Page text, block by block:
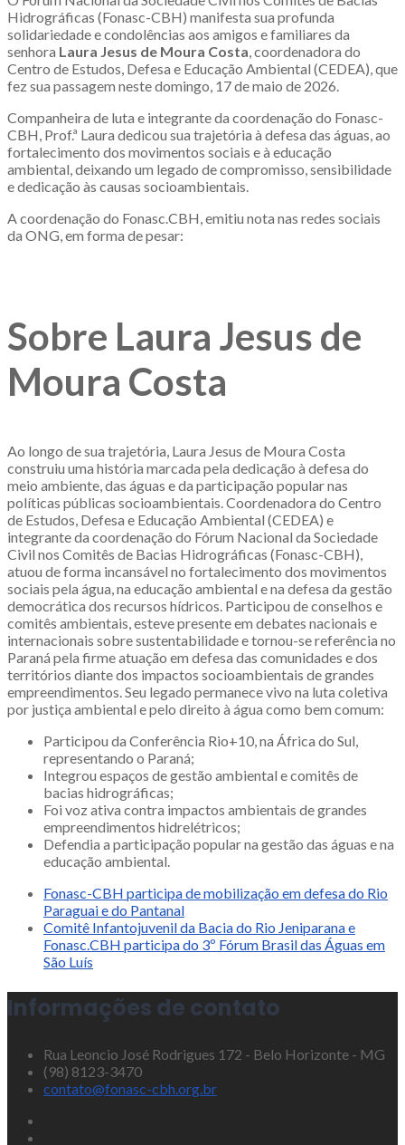
Hidrográficas (Fonasc-CBH) manifesta sua profunda
solidariedade e condolências aos amigos e familiares da
senhora Laura Jesus de Moura Costa, coordenadora do
Centro de Estudos, Defesa e Educação Ambiental (CEDEA), que
fez sua passagem neste domingo, 17 de maio de 2026.
Companheira de luta e integrante da coordenação do Fonasc-
CBH, Prof.ª Laura dedicou sua trajetória à defesa das águas, ao
fortalecimento dos movimentos sociais e à educação
ambiental, deixando um legado de compromisso, sensibilidade
e dedicação às causas socioambientais.
A coordenação do Fonasc.CBH, emitiu nota nas redes sociais
da ONG, em forma de pesar:
Sobre Laura Jesus de
Moura Costa
Ao longo de sua trajetória, Laura Jesus de Moura Costa
construiu uma história marcada pela dedicação à defesa do
meio ambiente, das águas e da participação popular nas
políticas públicas socioambientais. Coordenadora do Centro
de Estudos, Defesa e Educação Ambiental (CEDEA) e
integrante da coordenação do Fórum Nacional da Sociedade
Civil nos Comitês de Bacias Hidrográficas (Fonasc-CBH),
atuou de forma incansável no fortalecimento dos movimentos
sociais pela água, na educação ambiental e na defesa da gestão
democrática dos recursos hídricos. Participou de conselhos e
comitês ambientais, esteve presente em debates nacionais e
internacionais sobre sustentabilidade e tornou-se referência no
Paraná pela firme atuação em defesa das comunidades e dos
territórios diante dos impactos socioambientais de grandes
empreendimentos. Seu legado permanece vivo na luta coletiva
por justiça ambiental e pelo direito à água como bem comum:
Participou da Conferência Rio+10, na África do Sul,
representando o Paraná;
Integrou espaços de gestão ambiental e comitês de
bacias hidrográficas;
Foi voz ativa contra impactos ambientais de grandes
empreendimentos hidrelétricos;
Defendia a participação popular na gestão das águas e na
educação ambiental.
Fonasc-CBH participa de mobilização em defesa do Rio
Paraguai e do Pantanal
Comitê Infantojuvenil da Bacia do Rio Jeniparana e
Fonasc.CBH participa do 3º Fórum Brasil das Águas em
São Luís
Informações de contato
Rua Leoncio José Rodrigues 172 - Belo Horizonte - MG
(98) 8123-3470
contato@fonasc-cbh.org.br